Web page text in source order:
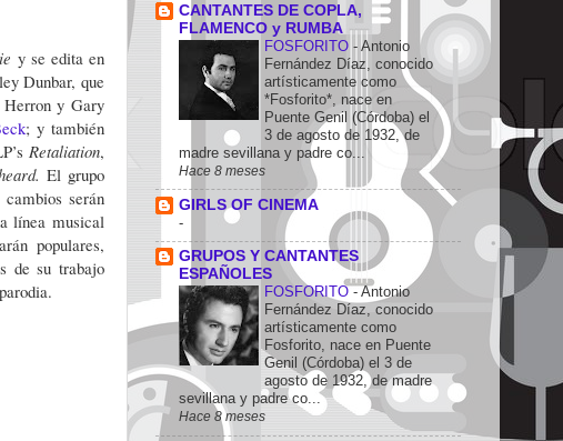
y se edita en
Dunbar, que
Herron y Gary
; y también
Retaliation,
El grupo
serán
línea musical
populares,
de su trabajo
CANTANTES DE COPLA,
FLAMENCO y RUMBA
FOSFORITO - Antonio
Fernández Díaz, conocido
artísticamente como
*Fosforito*, nace en
Puente Genil (Córdoba) el
3 de agosto de 1932, de
madre sevillana y padre co...
Hace 8 meses
GIRLS OF CINEMA
-
GRUPOS Y CANTANTES
ESPAÑOLES
FOSFORITO-Antonio
Fernández Díaz, conocido
artísticamente como
Fosforito, nace en Puente
Genil (Córdoba) el 3 de
agosto de 1932, de madre
sevillana y padre co...
Hace 8 meses